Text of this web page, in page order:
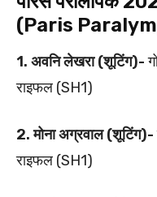
(Paris
1. अवनि लेखरा (शूटिंग)-
राइफल (SH1)
2. मोना अग्रवाल (शूटिंग)-
राइफल (SH1)